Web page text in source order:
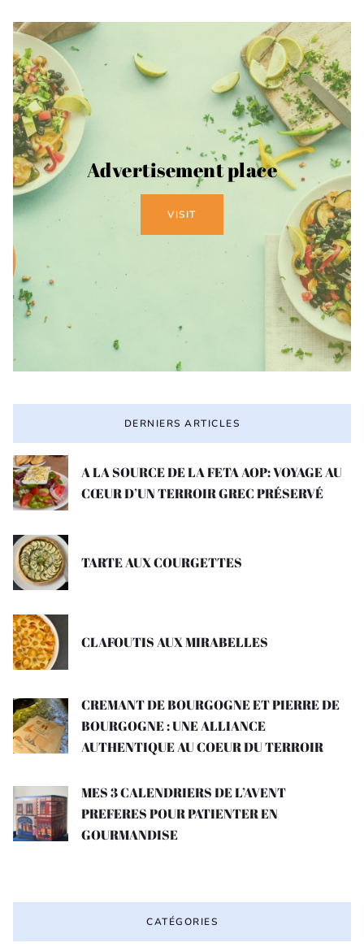
Advertisement place
VISIT
DERNIERS ARTICLES
A LA SOURCE DE LA FETA AOP: VOYAGE AU
CŒUR D’UN TERROIR GREC PRÉSERVÉ
TARTE AUX COURGETTES
CLAFOUTIS AUX MIRABELLES
CREMANT DE BOURGOGNE ET PIERRE DE
BOURGOGNE : UNE ALLIANCE
AUTHENTIQUE AU COEUR DU TERROIR
MES 3 CALENDRIERS DE L’AVENT
PREFERES POUR PATIENTER EN
GOURMANDISE
CATÉGORIES